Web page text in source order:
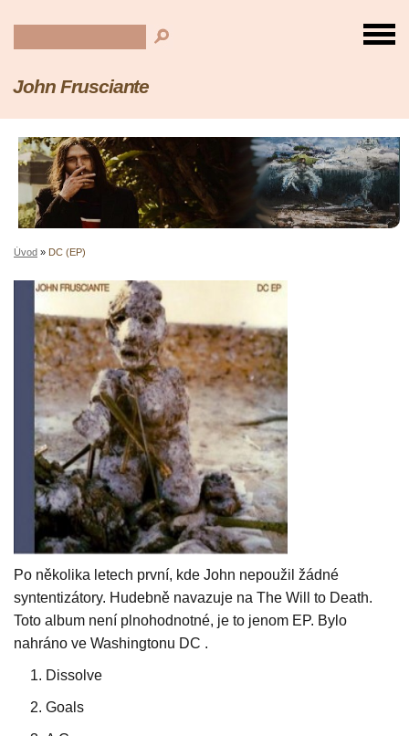
John Frusciante
Úvod » DC (EP)
Po několika letech první, kde John nepoužil žádné
syntentizátory. Hudebně navazuje na The Will to Death.
Toto album není plnohodnotné, je to jenom EP. Bylo
nahráno ve Washingtonu DC .
Dissolve
Goals